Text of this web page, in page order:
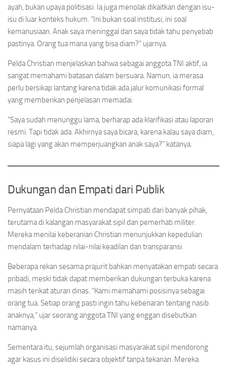
ayah, bukan upaya politisasi. Ia juga menolak dikaitkan dengan isu-
isu di luar konteks hukum. “Ini bukan soal institusi, ini soal
kemanusiaan. Anak saya meninggal dan saya tidak tahu penyebab
pastinya. Orang tua mana yang bisa diam?” ujarnya.
Pelda Christian menjelaskan bahwa sebagai anggota TNI aktif, ia
sangat memahami batasan dalam bersuara. Namun, ia merasa
perlu bersikap lantang karena tidak ada jalur komunikasi formal
yang memberikan penjelasan memadai.
“Saya sudah menunggu lama, berharap ada klarifikasi atau laporan
resmi. Tapi tidak ada. Akhirnya saya bicara, karena kalau saya diam,
siapa lagi yang akan memperjuangkan anak saya?” katanya.
Dukungan dan Empati dari Publik
Pernyataan Pelda Christian mendapat simpati dari banyak pihak,
terutama di kalangan masyarakat sipil dan pemerhati militer.
Mereka menilai keberanian Christian menunjukkan kepedulian
mendalam terhadap nilai-nilai keadilan dan transparansi.
Beberapa rekan sesama prajurit bahkan menyatakan empati secara
pribadi, meski tidak dapat memberikan dukungan terbuka karena
masih terikat aturan dinas. “Kami memahami posisinya sebagai
orang tua. Setiap orang pasti ingin tahu kebenaran tentang nasib
anaknya,” ujar seorang anggota TNI yang enggan disebutkan
namanya.
Sementara itu, sejumlah organisasi masyarakat sipil mendorong
agar kasus ini diselidiki secara objektif tanpa tekanan. Mereka